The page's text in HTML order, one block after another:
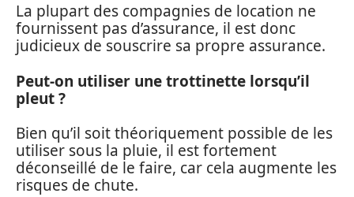
La plupart des compagnies de location ne
fournissent pas d’assurance, il est donc
judicieux de souscrire sa propre assurance.
Peut-on utiliser une trottinette lorsqu’il
pleut ?
Bien qu’il soit théoriquement possible de les
utiliser sous la pluie, il est fortement
déconseillé de le faire, car cela augmente les
risques de chute.